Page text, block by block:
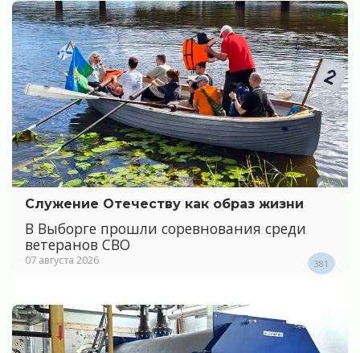
Служение Отечеству как образ жизни
В Выборге прошли соревнования среди
ветеранов СВО
07 августа 2026 381